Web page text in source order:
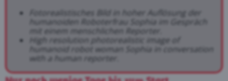
Fotorealistisches Bild in hoher Auflösung der
humanoiden Roboterfrau Sophia im Gespräch
mit einem menschlichen Reporter.
High resolution photorealistic image of
humanoid robot woman Sophia in conversation
with a human reporter.